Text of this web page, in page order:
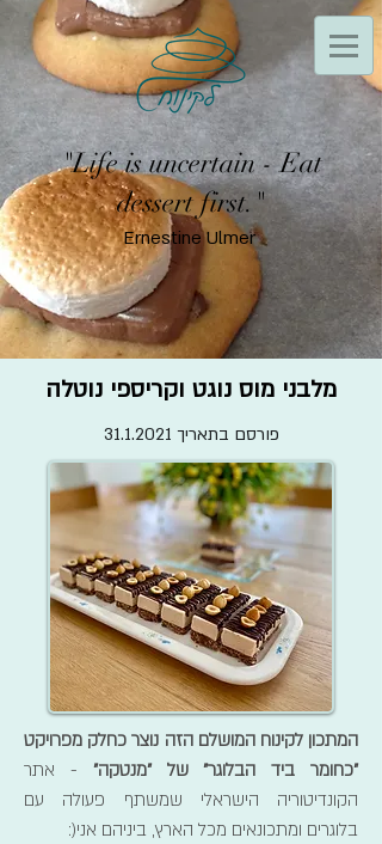
"Life is uncertain - Eat
dessert first."
Ernestine Ulmer
מלבני מוס נוגט וקריספי נוטלה
פורסם בתאריך 31.1.2021
המתכון לקינוח המושלם הזה נוצר כחלק מפרויקט
"כחומר ביד הבלוגר" של "מנטקה" ​ - אתר
הקונדיטוריה הישראלי שמשתף פעולה עם
בלוגרים ומתכונאים מכל הארץ, ביניהם אני(: